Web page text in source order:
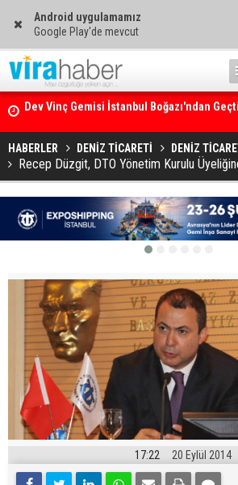
Android uygulamamız
Google Play'de mevcut
Ege Denizi’nin En Büyük Mercan Ormanı
HABERLER DENİZ TİCARETİ DENİZ
Recep Düzgit, DTO Yönetim Kurulu
17:22 20 Eylül 2014